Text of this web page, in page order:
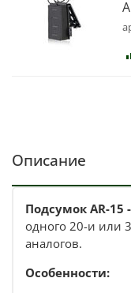
совместно с
поскольку, в связи
выступающим
боковых стенок
Характеристики:
Габариты
Материал -
Цвет - черный.
Описание
Подсумок AR-15 -
одного 20-и или
аналогов.
Особенности: